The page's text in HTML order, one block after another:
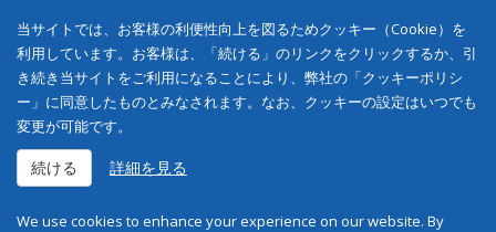
当サイトでは、お客様の利便性向上を図るためクッキー（Cookie）を
利用しています。お客様は、「続ける」のリンクをクリックするか、引
き続き当サイトをご利用になることにより、弊社の「クッキーポリシ
ー」に同意したものとみなされます。なお、クッキーの設定はいつでも
変更が可能です。
続ける 詳細を見る
We use cookies to enhance your experience on our website. By